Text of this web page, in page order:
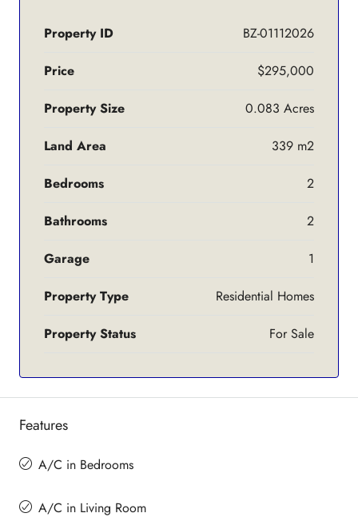
Property ID BZ-01112026
Price $295,000
Property Size 0.083 Acres
Land Area 339 m2
Bedrooms 2
Bathrooms 2
Garage 1
Property Type Residential Homes
Property Status For Sale
Features
A/C in Bedrooms
A/C in Living Room